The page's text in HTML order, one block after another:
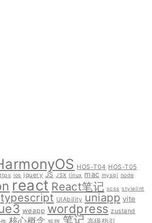
HOS-T04 HOS-T05
ios jquery JS JSX linux mac mysql node
react React笔记 scss stylelint
typescript UIAbility uniapp vite
weapp wordpress zustand
核心概念 笔记 高级指引